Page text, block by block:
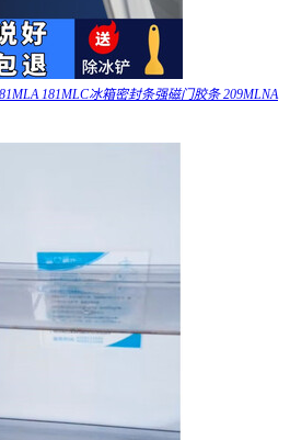
181MLC冰箱密封条强磁门胶条 209MLNA